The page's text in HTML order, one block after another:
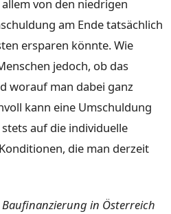
von den niedrigen
am Ende tatsächlich
ersparen könnte. Wie
jedoch, ob das
worauf man dabei ganz
kann eine Umschuldung
auf die individuelle
die man derzeit
in Österreich